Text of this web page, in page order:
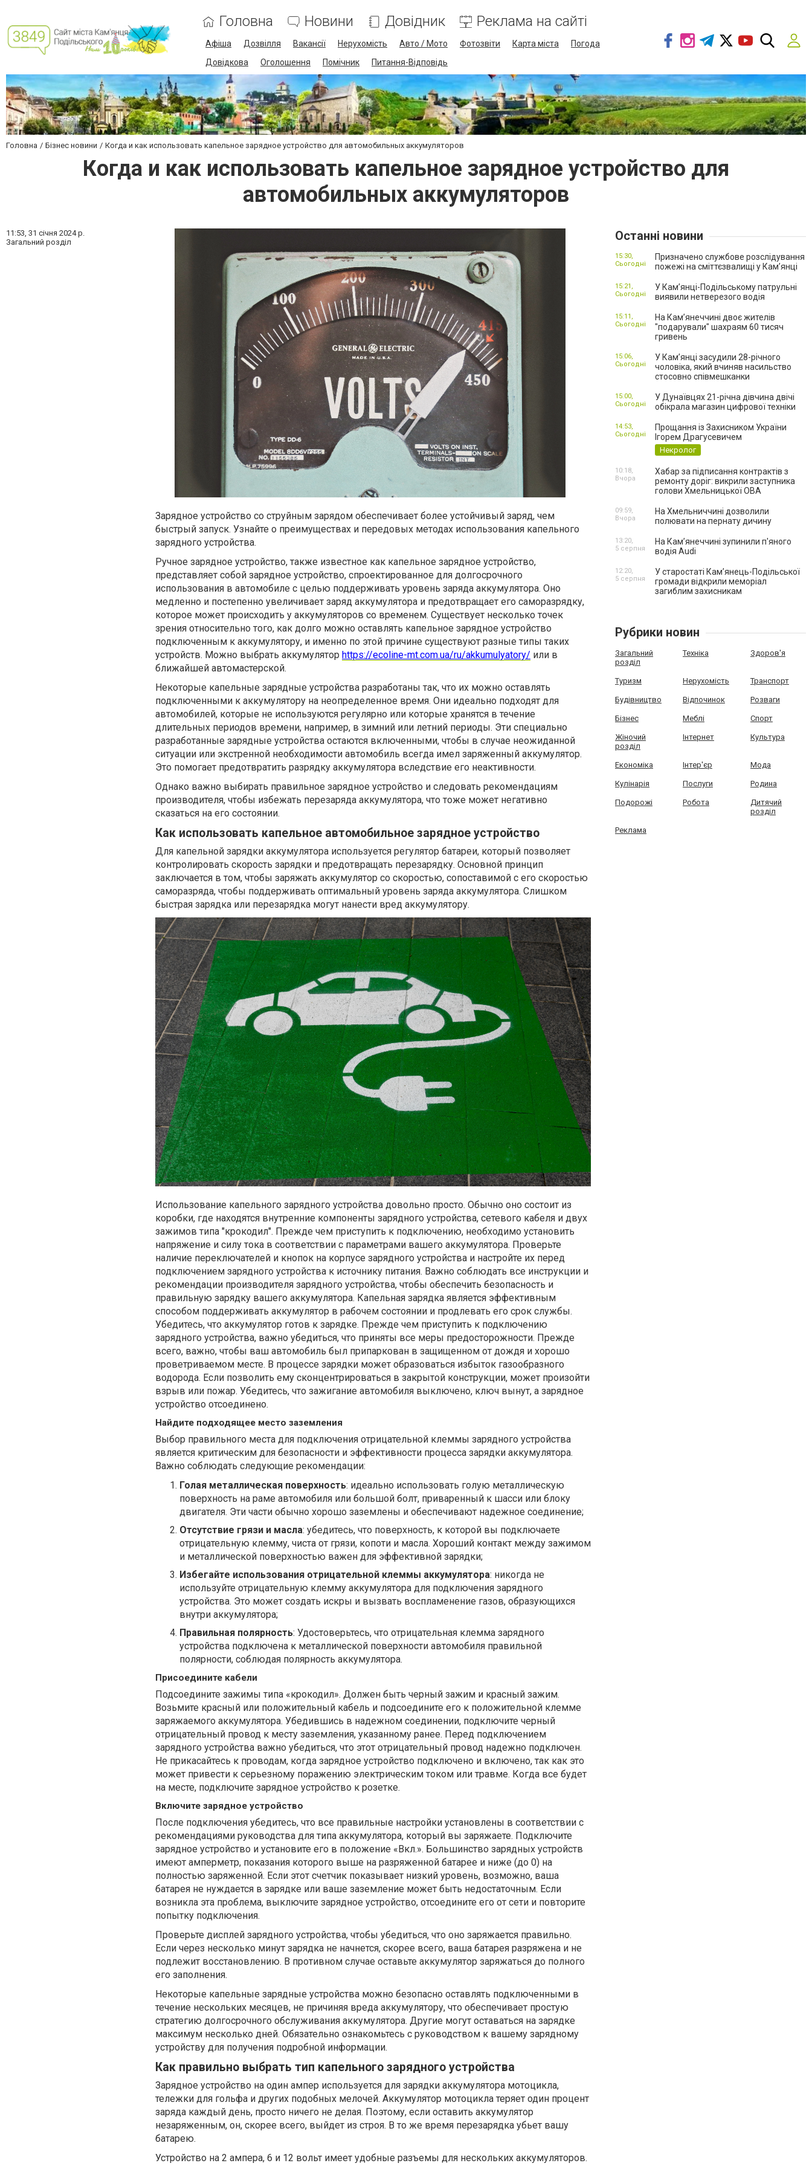
Головна Новини Довідник Реклама на сайті
Афіша Дозвілля Вакансії Нерухомість Авто / Мото Фотозвіти Карта міста
Погода
Довідкова
Оголошення Помічник Питання-Відповідь
Головна Бізнес новини Когда и как использовать капельное зарядное устройство для автомобильных аккумуляторов
Когда и как использовать капельное зарядное устройство для
автомобильных аккумуляторов
11:53, 31 січня 2024 р.
Загальний розділ
Зарядное устройство со струйным зарядом обеспечивает более устойчивый заряд, чем
быстрый запуск. Узнайте о преимуществах и передовых методах использования капельного
зарядного устройства.
Ручное зарядное устройство, также известное как капельное зарядное устройство,
представляет собой зарядное устройство, спроектированное для долгосрочного
использования в автомобиле с целью поддерживать уровень заряда аккумулятора. Оно
медленно и постепенно увеличивает заряд аккумулятора и предотвращает его саморазрядку,
которое может происходить у аккумуляторов со временем. Существует несколько точек
зрения относительно того, как долго можно оставлять капельное зарядное устройство
подключенным к аккумулятору, и именно по этой причине существуют разные типы таких
устройств. Можно выбрать аккумулятор https://ecoline-mt.com.ua/ru/akkumulyatory/ или в
ближайшей автомастерской.
Некоторые капельные зарядные устройства разработаны так, что их можно оставлять
подключенными к аккумулятору на неопределенное время. Они идеально подходят для
автомобилей, которые не используются регулярно или которые хранятся в течение
длительных периодов времени, например, в зимний или летний периоды. Эти специально
разработанные зарядные устройства остаются включенными, чтобы в случае неожиданной
ситуации или экстренной необходимости автомобиль всегда имел заряженный аккумулятор.
Это помогает предотвратить разрядку аккумулятора вследствие его неактивности.
Однако важно выбирать правильное зарядное устройство и следовать рекомендациям
производителя, чтобы избежать перезаряда аккумулятора, что тоже может негативно
сказаться на его состоянии.
Как использовать капельное автомобильное зарядное устройство
Для капельной зарядки аккумулятора используется регулятор батареи, который позволяет
контролировать скорость зарядки и предотвращать перезарядку. Основной принцип
заключается в том, чтобы заряжать аккумулятор со скоростью, сопоставимой с его скоростью
саморазряда, чтобы поддерживать оптимальный уровень заряда аккумулятора. Слишком
быстрая зарядка или перезарядка могут нанести вред аккумулятору.
Использование капельного зарядного устройства довольно просто. Обычно оно состоит из
коробки, где находятся внутренние компоненты зарядного устройства, сетевого кабеля и двух
зажимов типа "крокодил". Прежде чем приступить к подключению, необходимо установить
напряжение и силу тока в соответствии с параметрами вашего аккумулятора. Проверьте
наличие переключателей и кнопок на корпусе зарядного устройства и настройте их перед
подключением зарядного устройства к источнику питания. Важно соблюдать все инструкции и
рекомендации производителя зарядного устройства, чтобы обеспечить безопасность и
правильную зарядку вашего аккумулятора. Капельная зарядка является эффективным
способом поддерживать аккумулятор в рабочем состоянии и продлевать его срок службы.
Убедитесь, что аккумулятор готов к зарядке. Прежде чем приступить к подключению
зарядного устройства, важно убедиться, что приняты все меры предосторожности. Прежде
всего, важно, чтобы ваш автомобиль был припаркован в защищенном от дождя и хорошо
проветриваемом месте. В процессе зарядки может образоваться избыток газообразного
водорода. Если позволить ему сконцентрироваться в закрытой конструкции, может произойти
взрыв или пожар. Убедитесь, что зажигание автомобиля выключено, ключ вынут, а зарядное
устройство отсоединено.
Найдите подходящее место заземления
Выбор правильного места для подключения отрицательной клеммы зарядного устройства
является критическим для безопасности и эффективности процесса зарядки аккумулятора.
Важно соблюдать следующие рекомендации:
Голая металлическая поверхность: идеально использовать голую металлическую
поверхность на раме автомобиля или большой болт, приваренный к шасси или блоку
двигателя. Эти части обычно хорошо заземлены и обеспечивают надежное соединение;
Отсутствие грязи и масла: убедитесь, что поверхность, к которой вы подключаете
отрицательную клемму, чиста от грязи, копоти и масла. Хороший контакт между зажимом
и металлической поверхностью важен для эффективной зарядки;
Избегайте использования отрицательной клеммы аккумулятора: никогда не
используйте отрицательную клемму аккумулятора для подключения зарядного
устройства. Это может создать искры и вызвать воспламенение газов, образующихся
внутри аккумулятора;
Правильная полярность: Удостоверьтесь, что отрицательная клемма зарядного
устройства подключена к металлической поверхности автомобиля правильной
полярности, соблюдая полярность аккумулятора.
Присоедините кабели
Подсоедините зажимы типа «крокодил». Должен быть черный зажим и красный зажим.
Возьмите красный или положительный кабель и подсоедините его к положительной клемме
заряжаемого аккумулятора. Убедившись в надежном соединении, подключите черный
отрицательный провод к месту заземления, указанному ранее. Перед подключением
зарядного устройства важно убедиться, что этот отрицательный провод надежно подключен.
Не прикасайтесь к проводам, когда зарядное устройство подключено и включено, так как это
может привести к серьезному поражению электрическим током или травме. Когда все будет
на месте, подключите зарядное устройство к розетке.
Включите зарядное устройство
После подключения убедитесь, что все правильные настройки установлены в соответствии с
рекомендациями руководства для типа аккумулятора, который вы заряжаете. Подключите
зарядное устройство и установите его в положение «Вкл.». Большинство зарядных устройств
имеют амперметр, показания которого выше на разряженной батарее и ниже (до 0) на
полностью заряженной. Если этот счетчик показывает низкий уровень, возможно, ваша
батарея не нуждается в зарядке или ваше заземление может быть недостаточным. Если
возникла эта проблема, выключите зарядное устройство, отсоедините его от сети и повторите
попытку подключения.
Проверьте дисплей зарядного устройства, чтобы убедиться, что оно заряжается правильно.
Если через несколько минут зарядка не начнется, скорее всего, ваша батарея разряжена и не
подлежит восстановлению. В противном случае оставьте аккумулятор заряжаться до полного
его заполнения.
Некоторые капельные зарядные устройства можно безопасно оставлять подключенными в
течение нескольких месяцев, не причиняя вреда аккумулятору, что обеспечивает простую
стратегию долгосрочного обслуживания аккумулятора. Другие могут оставаться на зарядке
максимум несколько дней. Обязательно ознакомьтесь с руководством к вашему зарядному
устройству для получения подробной информации.
Как правильно выбрать тип капельного зарядного устройства
Зарядное устройство на один ампер используется для зарядки аккумулятора мотоцикла,
тележки для гольфа и других подобных мелочей. Аккумулятор мотоцикла теряет один процент
заряда каждый день, просто ничего не делая. Поэтому, если оставить аккумулятор
незаряженным, он, скорее всего, выйдет из строя. В то же время перезарядка убьет вашу
батарею.
Устройство на 2 ампера, 6 и 12 вольт имеет удобные разъемы для нескольких аккумуляторов.
Останні новини
Призначено службове розслідування
пожежі на сміттєзвалищі у Кам’янці
15:30,
Сьогодні
У Кам’янці-Подільському патрульні
виявили нетверезого водія
15:21,
Сьогодні
На Камʼянеччині двоє жителів
"подарували" шахраям 60 тисяч
гривень
15:11,
Сьогодні
У Камʼянці засудили 28-річного
чоловіка, який вчиняв насильство
стосовно співмешканки
15:06,
Сьогодні
У Дунаївцях 21-річна дівчина двічі
обікрала магазин цифрової техніки
15:00,
Сьогодні
Прощання із Захисником України
Ігорем Драгусевичем
Некролог
14:53,
Сьогодні
Хабар за підписання контрактів з
ремонту доріг: викрили заступника
голови Хмельницької ОВА
10:18,
Вчора
На Хмельниччині дозволили
полювати на пернату дичину
09:59,
Вчора
На Камʼянеччині зупинили п'яного
водія Audi
13:20,
5 серпня
У старостаті Кам’янець-Подільської
громади відкрили меморіал
загиблим захисникам
12:20,
5 серпня
Рубрики новин
Загальний
розділ
Техніка Здоров'я
Туризм Нерухомість Транспорт
Будівництво Відпочинок Розваги
Бізнес Меблі Спорт
Жіночий
розділ
Інтернет Культура
Економіка Інтер'єр Мода
Кулінарія Послуги Родина
Подорожі Робота
Дитячий
розділ
Реклама